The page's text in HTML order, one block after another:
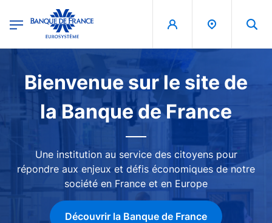
Banque de France - Menu Principal
Bienvenue sur le site de
la Banque de France
Une institution au service des citoyens pour
répondre aux enjeux et défis économiques de notre
société en France et en Europe
Découvrir la Banque de France